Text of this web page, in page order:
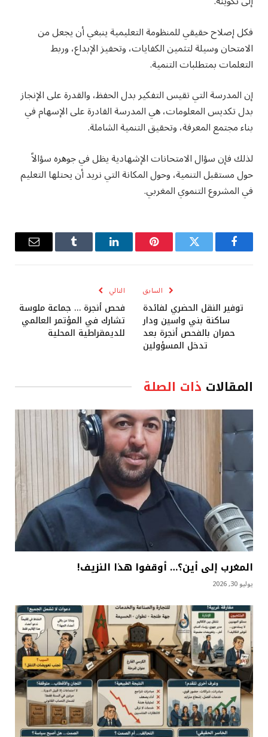
فكل إصلاح حقيقي للمنظومة التعليمية ينبغي أن يجعل من
الامتحان وسيلة لتثمين الكفايات، وتحفيز الإبداع، وربط
التعلمات بمتطلبات التنمية.
إن المدرسة التي تقيس التفكير بدل الحفظ، والقدرة على الإنجاز
بدل تكديس المعلومات، هي المدرسة القادرة على الإسهام في
بناء مجتمع المعرفة، وتحقيق التنمية الشاملة.
لذلك فإن سؤال الامتحانات الإشهادية يظل في جوهره سؤالاً
حول مستقبل التنمية، وحول المكانة التي نريد أن يحتلها التعليم
في المشروع التنموي المغربي.
فيسبوك تويتر بينتيريستلينكدإن Tumblr
البريد
السابق
توفير النقل الحضري لفائدة
ساكنة بني واسين ودار
حمران بالفحص أنجرة بعد
تدخل المسؤولين
التالي
فحص أنجرة … جماعة ملوسة
تشارك في المؤتمر العالمي
للديمقراطية المحلية
المقالات ذات الصلة
المغرب إلى أين؟… أوقفوا هذا النزيف!
يوليو 30, 2026